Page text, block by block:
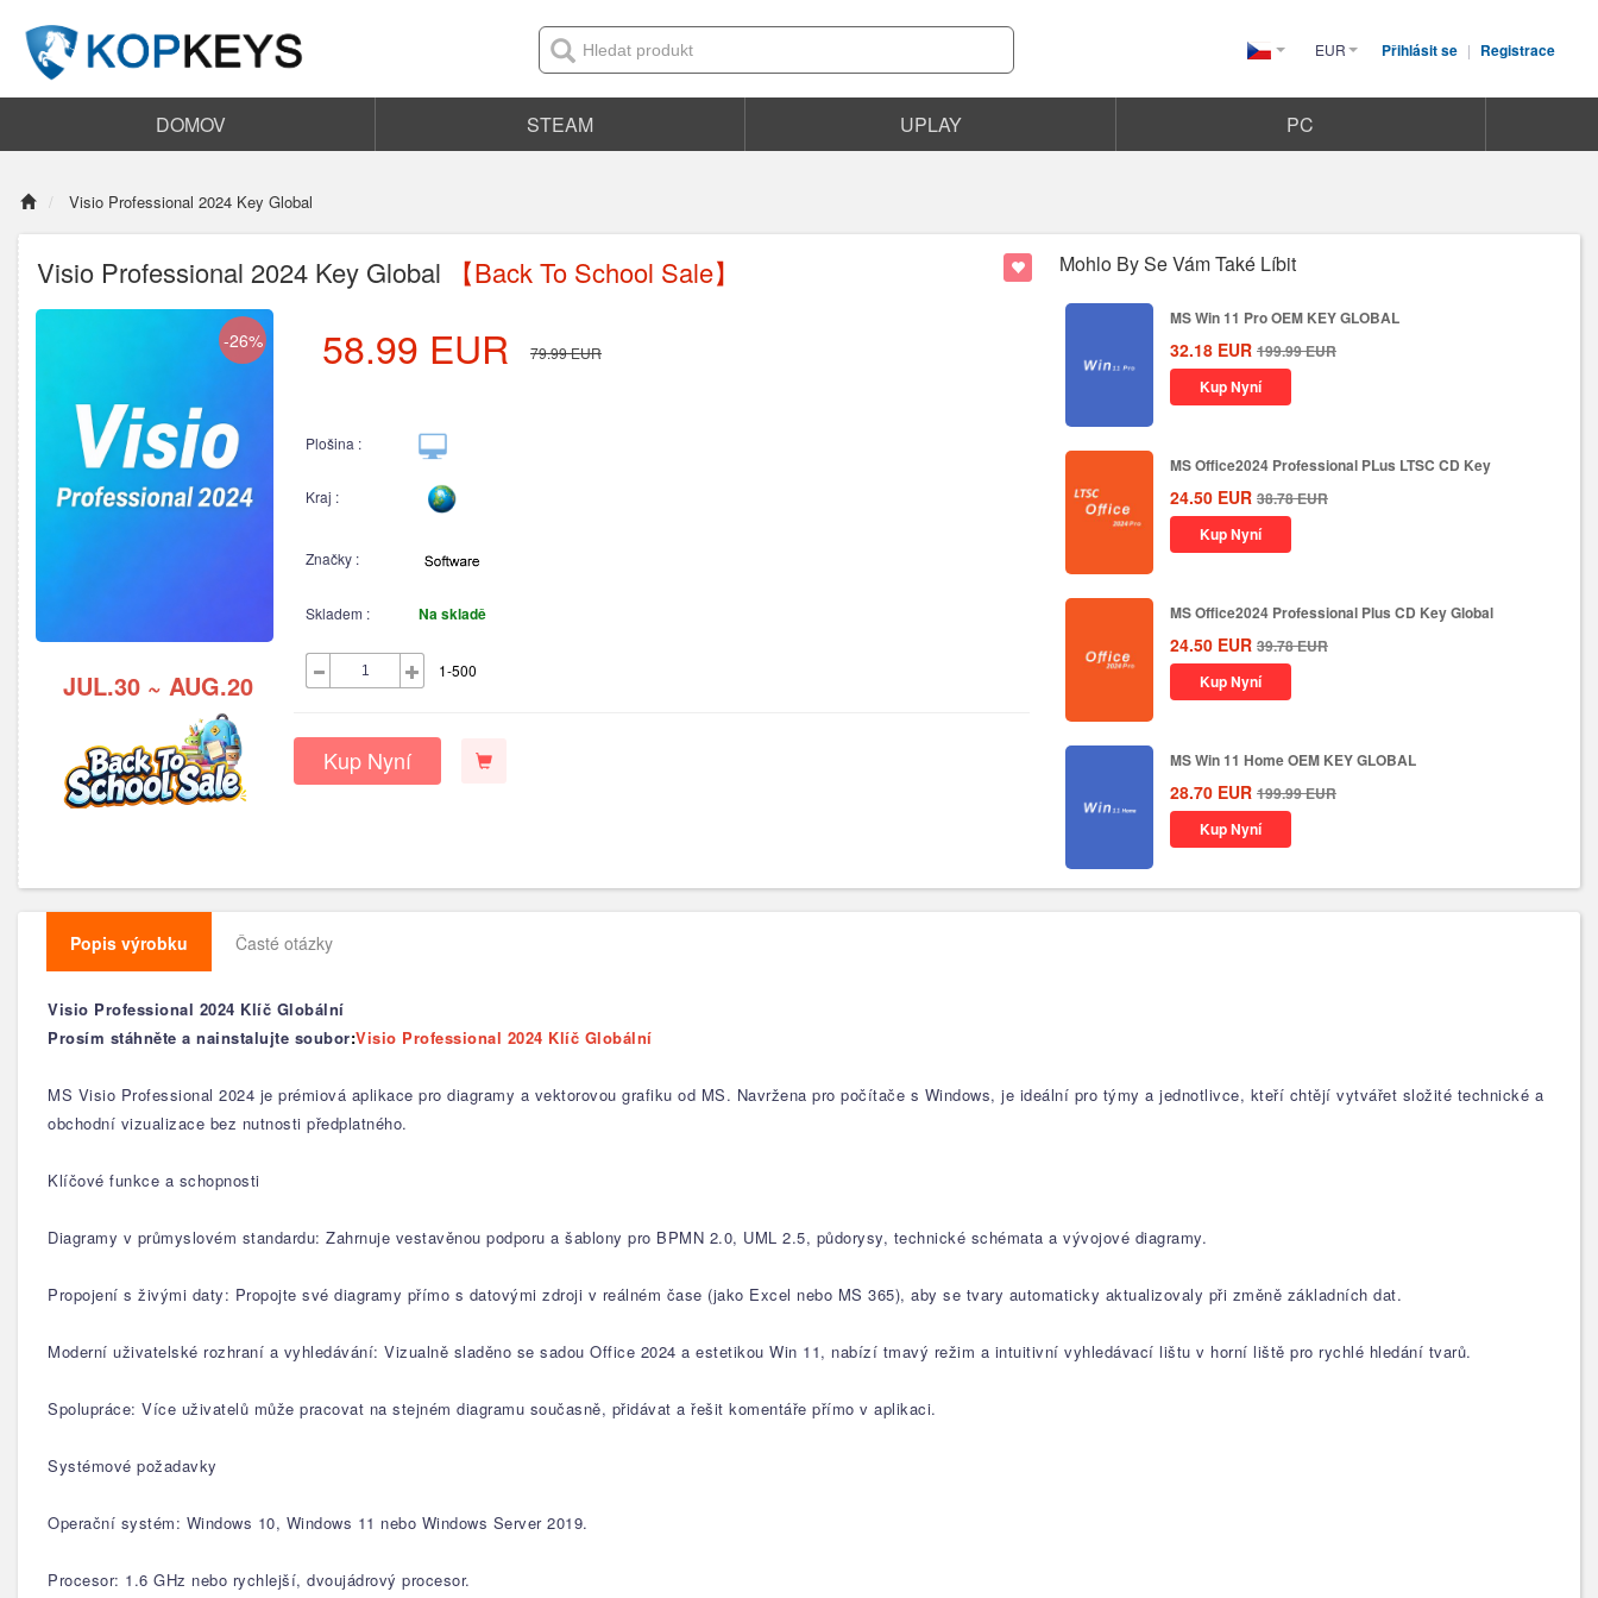
Czech(česká
EUR Přihlásit se | Registrace
DOMOV STEAM UPLAY PC
Visio Professional 2024 Key Global
Visio Professional 2024 Key Global 【Back To School Sale】
-26%
JUL.30 ~ AUG.20
58.99 EUR 79.99EUR
Plošina :
Kraj :
Značky :
Skladem : Na skladě
1-500
Kup Nyní
Mohlo By Se Vám Také Líbit
MS Win 11 Pro OEM KEY GLOBAL
32.18 EUR 199.99EUR
Kup Nyní
MS Office2024 Professional PLus LTSC CD Key
24.50 EUR 38.78EUR
Kup Nyní
MS Office2024 Professional Plus CD Key Global
24.50 EUR 39.78EUR
Kup Nyní
MS Win 11 Home OEM KEY GLOBAL
28.70 EUR 199.99EUR
Kup Nyní
Popis výrobku Časté otázky
Visio Professional 2024 Klíč Globální
Prosím stáhněte a nainstalujte soubor:Visio Professional 2024 Klíč Globální
MS Visio Professional 2024 je prémiová aplikace pro diagramy a vektorovou grafiku od MS. Navržena pro počítače s Windows, je ideální pro týmy a jednotlivce, kteří chtějí vytvářet složité technické a
obchodní vizualizace bez nutnosti předplatného.
Klíčové funkce a schopnosti
Diagramy v průmyslovém standardu: Zahrnuje vestavěnou podporu a šablony pro BPMN 2.0, UML 2.5, půdorysy, technické schémata a vývojové diagramy.
Propojení s živými daty: Propojte své diagramy přímo s datovými zdroji v reálném čase (jako Excel nebo MS 365), aby se tvary automaticky aktualizovaly při změně základních dat.
Moderní uživatelské rozhraní a vyhledávání: Vizualně sladěno se sadou Office 2024 a estetikou Win 11, nabízí tmavý režim a intuitivní vyhledávací lištu v horní liště pro rychlé hledání tvarů.
Spolupráce: Více uživatelů může pracovat na stejném diagramu současně, přidávat a řešit komentáře přímo v aplikaci.
Systémové požadavky
Operační systém: Windows 10, Windows 11 nebo Windows Server 2019.
Procesor: 1.6 GHz nebo rychlejší, dvoujádrový procesor.